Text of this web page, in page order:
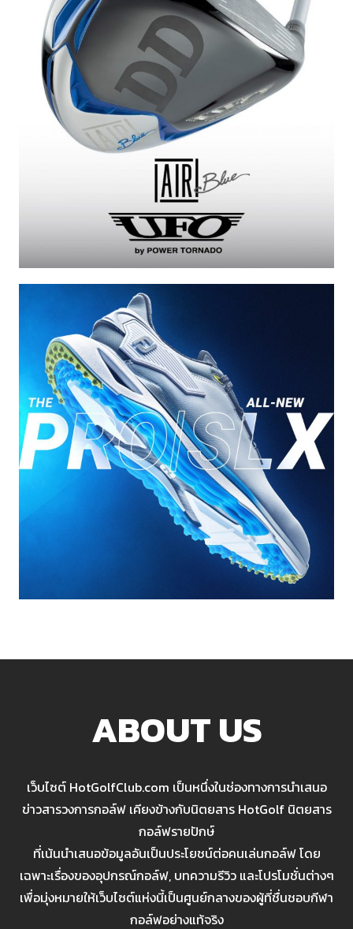
ABOUT US
เว็บไซต์ HotGolfClub.com เป็นหนึ่งในช่องทางการนำเสนอ
ข่าวสารวงการกอล์ฟ เคียงข้างกับนิตยสาร HotGolf นิตยสาร
กอล์ฟรายปักษ์
ที่เน้นนำเสนอข้อมูลอันเป็นประโยชน์ต่อคนเล่นกอล์ฟ โดย
เฉพาะเรื่องของอุปกรณ์กอล์ฟ, บทความรีวิว และโปรโมชั่นต่างๆ
เพื่อมุ่งหมายให้เว็บไซต์แห่งนี้เป็นศูนย์กลางของผู้ที่ชื่นชอบกีฬา
กอล์ฟอย่างแท้จริง